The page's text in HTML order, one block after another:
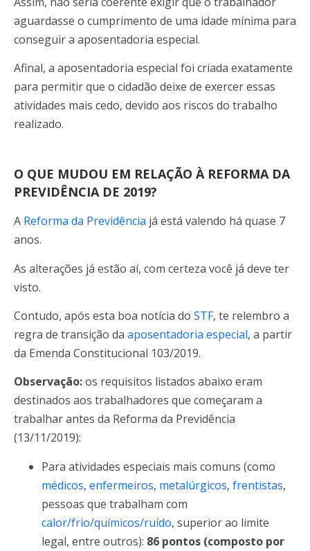
aguardasse o cumprimento de uma idade mínima para
conseguir a aposentadoria especial.
Afinal, a aposentadoria especial foi criada exatamente
para permitir que o cidadão deixe de exercer essas
atividades mais cedo, devido aos riscos do trabalho
realizado.
O QUE MUDOU EM RELAÇÃO À REFORMA DA
PREVIDÊNCIA DE 2019?
A Reforma da Previdência já está valendo há quase 7
anos.
As alterações já estão aí, com certeza você já deve ter
visto.
Contudo, após esta boa notícia do STF, te relembro a
regra de transição da aposentadoria especial, a partir
da Emenda Constitucional 103/2019.
Observação:os requisitos listados abaixo eram
destinados aos trabalhadores que começaram a
trabalhar antes da Reforma da Previdência
(13/11/2019):
Para atividades especiais mais comuns (como
médicos, enfermeiros, metalúrgicos, frentistas,
pessoas que trabalham com
calor/frio/químicos/ruído, superior ao limite
legal, entre outros): 86 pontos (composto por